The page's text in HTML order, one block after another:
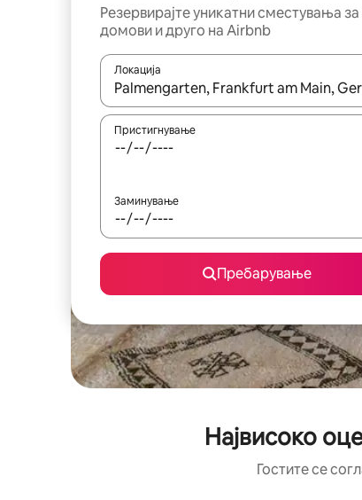
Резервирајте уникатни сместувања
домови и друго на Airbnb
Локација
Кога резултатите се достапни, движете
Пристигнување
Заминување
Пребарување
Највисоко
Гостите се